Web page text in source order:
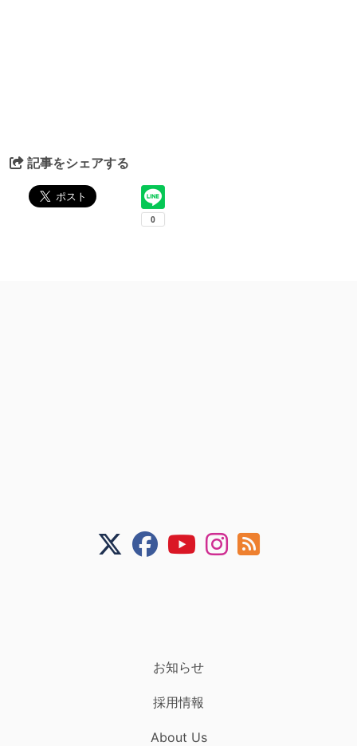
記事をシェアする
お知らせ
採用情報
About Us